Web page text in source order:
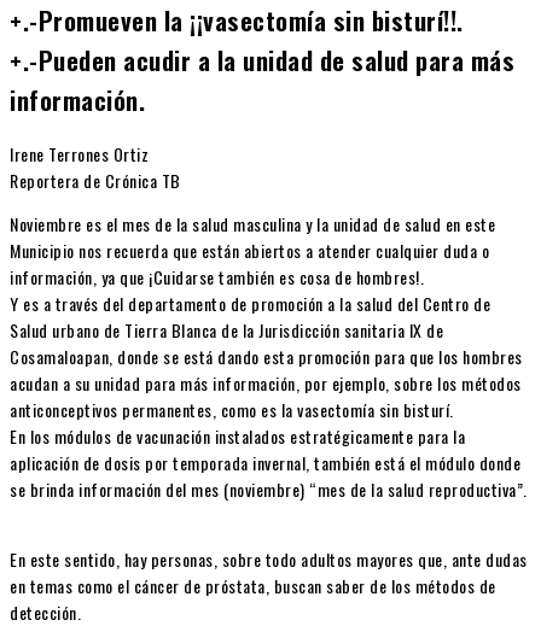
+.-Promueven la ¡¡vasectomía sin bisturí!!.
+.-Pueden acudir a la unidad de salud para más
información.
Irene Terrones Ortiz
Reportera de Crónica TB
Noviembre es el mes de la salud masculina y la unidad de salud en este
Municipio nos recuerda que están abiertos a atender cualquier duda o
información, ya que ¡Cuidarse también es cosa de hombres!.
Y es a través del departamento de promoción a la salud del Centro de
Salud urbano de Tierra Blanca de la Jurisdicción sanitaria IX de
Cosamaloapan, donde se está dando esta promoción para que los hombres
acudan a su unidad para más información, por ejemplo, sobre los métodos
anticonceptivos permanentes, como es la vasectomía sin bisturí.
En los módulos de vacunación instalados estratégicamente para la
aplicación de dosis por temporada invernal, también está el módulo donde
se brinda información del mes (noviembre) “mes de la salud reproductiva”.
En este sentido, hay personas, sobre todo adultos mayores que, ante dudas
en temas como el cáncer de próstata, buscan saber de los métodos de
detección.